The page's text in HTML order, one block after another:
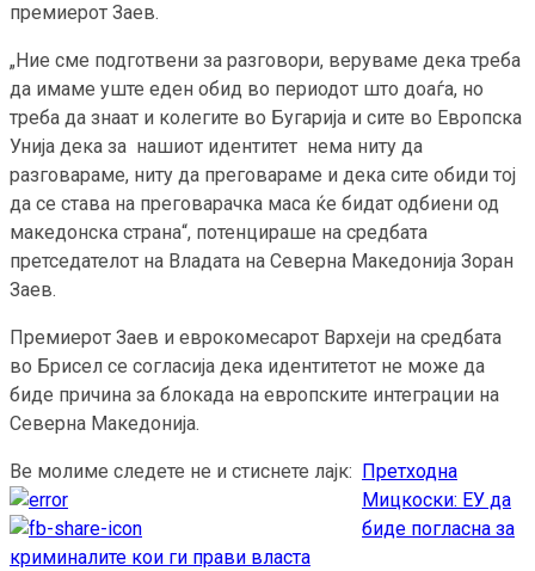
премиерот Заев.
„Ние сме подготвени за разговори, веруваме дека треба
да имаме уште еден обид во периодот што доаѓа, но
треба да знаат и колегите во Бугарија и сите во Европска
Унија дека за нашиот идентитет нема ниту да
разговараме, ниту да преговараме и дека сите обиди тој
да се става на преговарачка маса ќе бидат одбиени од
македонска страна“, потенцираше на средбата
претседателот на Владата на Северна Македонија Зоран
Заев.
Премиерот Заев и еврокомесарот Вархеји на средбата
во Брисел се согласија дека идентитетот не може да
биде причина за блокада на европските интеграции на
Северна Македонија.
Ве молиме следете не и стиснете лајк:
Continue
Reading
Претходна
Мицкоски: ЕУ да
биде погласна за
криминалите кои ги прави власта